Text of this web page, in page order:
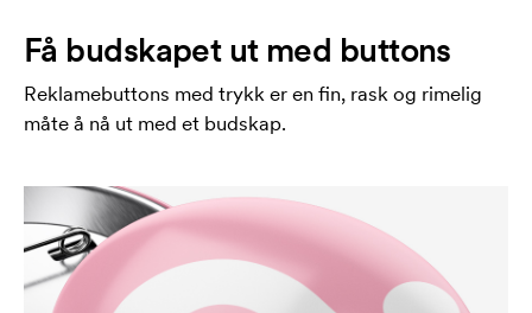
Få budskapet ut med buttons
Reklamebuttons med trykk er en fin, rask og rimelig
måte å nå ut med et budskap.